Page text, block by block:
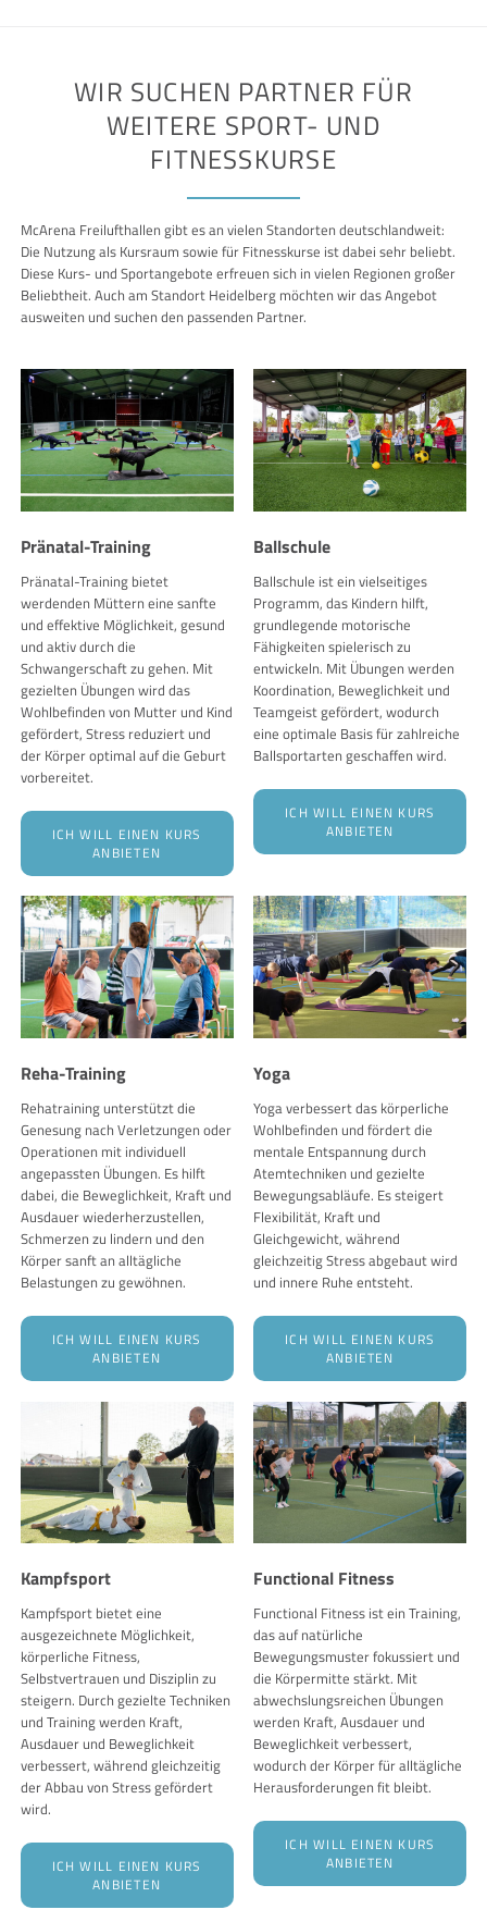
WIR SUCHEN PARTNER FÜR
WEITERE SPORT- UND
FITNESSKURSE
McArena Freilufthallen gibt es an vielen Standorten deutschlandweit:
Die Nutzung als Kursraum sowie für Fitnesskurse ist dabei sehr beliebt.
Diese Kurs- und Sportangebote erfreuen sich in vielen Regionen großer
Beliebtheit. Auch am Standort Heidelberg möchten wir das Angebot
ausweiten und suchen den passenden Partner.
Pränatal-Training
Pränatal-Training bietet
werdenden Müttern eine sanfte
und effektive Möglichkeit, gesund
und aktiv durch die
Schwangerschaft zu gehen. Mit
gezielten Übungen wird das
Wohlbefinden von Mutter und Kind
gefördert, Stress reduziert und
der Körper optimal auf die Geburt
vorbereitet.
ICH WILL EINEN KURS
ANBIETEN
Ballschule
Ballschule ist ein vielseitiges
Programm, das Kindern hilft,
grundlegende motorische
Fähigkeiten spielerisch zu
entwickeln. Mit Übungen werden
Koordination, Beweglichkeit und
Teamgeist gefördert, wodurch
eine optimale Basis für zahlreiche
Ballsportarten geschaffen wird.
ICH WILL EINEN KURS
ANBIETEN
Reha-Training
Rehatraining unterstützt die
Genesung nach Verletzungen oder
Operationen mit individuell
angepassten Übungen. Es hilft
dabei, die Beweglichkeit, Kraft und
Ausdauer wiederherzustellen,
Schmerzen zu lindern und den
Körper sanft an alltägliche
Belastungen zu gewöhnen.
ICH WILL EINEN KURS
ANBIETEN
Yoga
Yoga verbessert das körperliche
Wohlbefinden und fördert die
mentale Entspannung durch
Atemtechniken und gezielte
Bewegungsabläufe. Es steigert
Flexibilität, Kraft und
Gleichgewicht, während
gleichzeitig Stress abgebaut wird
und innere Ruhe entsteht.
ICH WILL EINEN KURS
ANBIETEN
Kampfsport
Kampfsport bietet eine
ausgezeichnete Möglichkeit,
körperliche Fitness,
Selbstvertrauen und Disziplin zu
steigern. Durch gezielte Techniken
und Training werden Kraft,
Ausdauer und Beweglichkeit
verbessert, während gleichzeitig
der Abbau von Stress gefördert
wird.
ICH WILL EINEN KURS
ANBIETEN
Functional Fitness
Functional Fitness ist ein Training,
das auf natürliche
Bewegungsmuster fokussiert und
die Körpermitte stärkt. Mit
abwechslungsreichen Übungen
werden Kraft, Ausdauer und
Beweglichkeit verbessert,
wodurch der Körper für alltägliche
Herausforderungen fit bleibt.
ICH WILL EINEN KURS
ANBIETEN